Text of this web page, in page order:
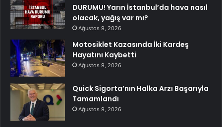
DURUMU! Yarın İstanbul’da hava nasıl
olacak, yağış var mı?
Ağustos 9, 2026
Motosiklet Kazasında İki Kardeş
Hayatını Kaybetti
Ağustos 9, 2026
Quick Sigorta’nın Halka Arzı Başarıyla
Tamamlandı
Ağustos 9, 2026